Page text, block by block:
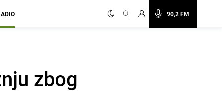
90,2 FM
zbog